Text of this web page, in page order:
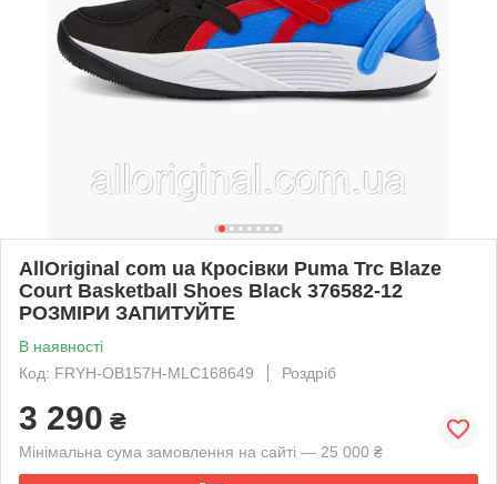
AllOriginal com ua Кросівки Puma Trc Blaze
Court Basketball Shoes Black 376582-12
РОЗМІРИ ЗАПИТУЙТЕ
В наявності
Код: FRYH-OB157H-MLC168649
Роздріб
3 290 ₴
Мінімальна сума замовлення на сайті — 25 000 ₴